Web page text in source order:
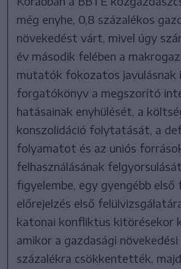
még enyhe, 0,8 százalékos
növekedést várt, mivel úgy
év második felében a
mutatók fokozatos javulásnak
forgatókönyv a megszorító
hatásainak enyhülését, a
konszolidáció folytatását, a
folyamatot és az uniós
felhasználásának
figyelembe, egy gyengébb első
előrejelzés első
katonai konfliktus kitörésekor
amikor a gazdasági
százalékra csökkentették,